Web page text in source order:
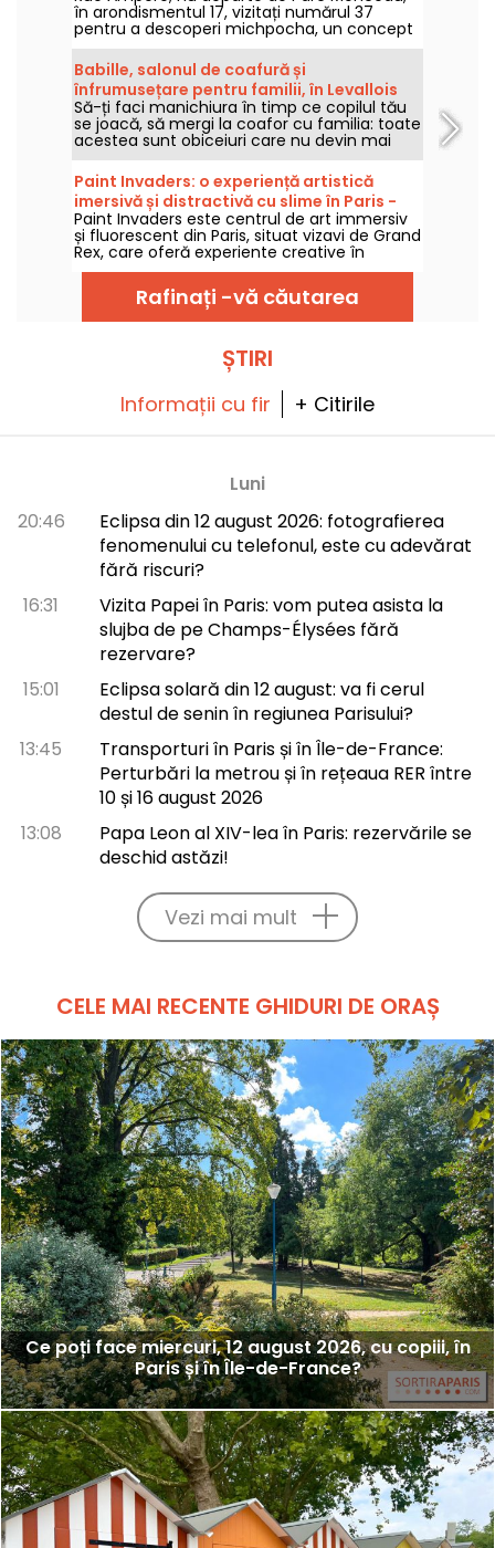
în arondismentul 17, vizitați numărul 37
pentru a descoperi michpocha, un concept
familial în care copiii și familiile sunt
bineveniți să împărtășească activități, un
spațiu de joacă și mini tabere de vacanță.
Babille, salonul de coafură și
înfrumusețare pentru familii, în Levallois
(92)
Să-ți faci manichiura în timp ce copilul tău
se joacă, să mergi la coafor cu familia: toate
acestea sunt obiceiuri care nu devin mai
ușoare atunci când devii părinte. Mai puțin
aici, la Babille, unde cuvântul de ordine este
"făcut pentru întreaga familie".
Paint Invaders: o experiență artistică
imersivă și distractivă cu slime în Paris -
recenzia noastră
Paint Invaders este centrul de art immersiv
și fluorescent din Paris, situat vizavi de Grand
Rex, care oferă experiente creative în
domeniul picturii și Action Painting din data
de 24 octombrie 2025. Începând cu 5 martie
2026, locul va introduce noua activitate
Slime Fluo, o activitate ludică și senzorială
ani, unde fiecare participat își creează
propriul slime fluorescent și pleacă acasă cu
Rafinați -vă căutarea
ȘTIRI
Informații cu fir + Citirile
Luni
20:46
Eclipsa din 12 august 2026: fotografierea
fenomenului cu telefonul, este cu adevărat
fără riscuri?
16:31
Vizita Papei în Paris: vom putea asista la
slujba de pe Champs-Élysées fără
rezervare?
15:01
Eclipsa solară din 12 august: va fi cerul
destul de senin în regiunea Parisului?
13:45
Transporturi în Paris și în Île-de-France:
Perturbări la metrou și în rețeaua RER între
10 și 16 august 2026
13:08
Papa Leon al XIV-lea în Paris: rezervările se
deschid astăzi!
Vezi mai mult
CELE MAI RECENTE GHIDURI DE ORAȘ
Ce poți face miercuri, 12 august 2026, cu copiii, în
Paris și în Île-de-France?